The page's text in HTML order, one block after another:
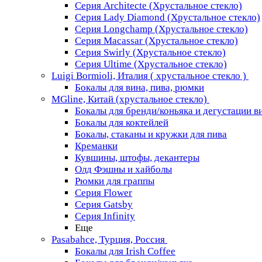
Серия Architecte (Хрустальное стекло)
Серия Lady Diamond (Хрустальное стекло)
Серия Longchamp (Хрустальное стекло)
Серия Macassar (Хрустальное стекло)
Серия Swirly (Хрустальное стекло)
Серия Ultime (Хрустальное стекло)
Luigi Bormioli, Италия ( хрустальное стекло )
Бокалы для вина, пива, рюмки
MGline, Китай (хрустальное стекло)
Бокалы для бренди/коньяка и дегустации
Бокалы для коктейлей
Бокалы, стаканы и кружки для пива
Креманки
Кувшины, штофы, декантеры
Олд Фэшны и хайболы
Рюмки для граппы
Серия Flower
Серия Gatsby
Серия Infinity
Еще
Pasabahce, Турция, Россия
Бокалы для Irish Coffee